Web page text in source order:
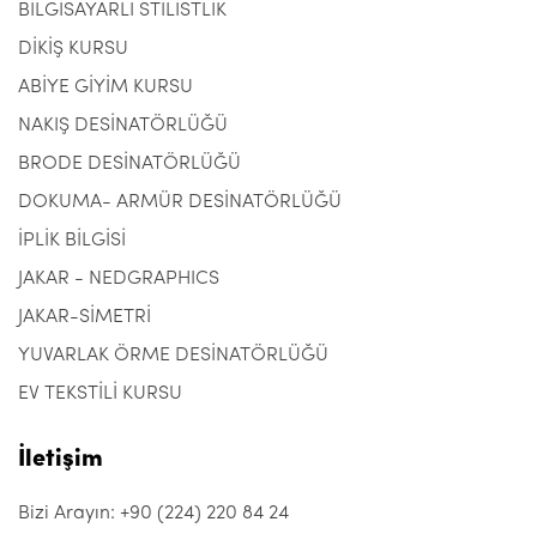
BİLGİSAYARLI STİLİSTLİK
DİKİŞ KURSU
ABİYE GİYİM KURSU
NAKIŞ DESİNATÖRLÜĞÜ
BRODE DESİNATÖRLÜĞÜ
DOKUMA- ARMÜR DESİNATÖRLÜĞÜ
İPLİK BİLGİSİ
JAKAR - NEDGRAPHICS
JAKAR-SİMETRİ
YUVARLAK ÖRME DESİNATÖRLÜĞÜ
EV TEKSTİLİ KURSU
İletişim
Bizi Arayın: +90 (224) 220 84 24